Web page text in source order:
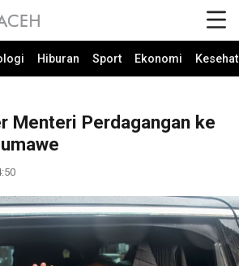
Hiburan Sport Ekonomi
Menteri Perdagangan ke